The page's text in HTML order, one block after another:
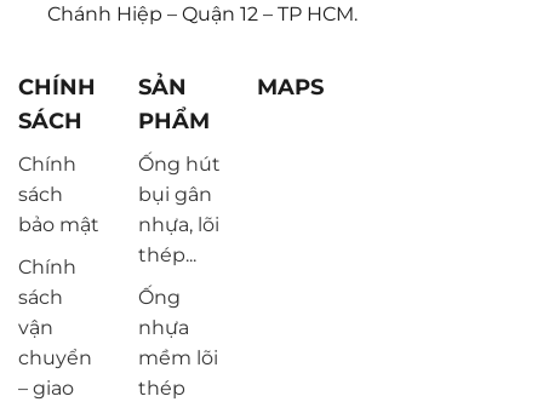
Chánh Hiệp – Quận 12 – TP HCM.
CHÍNH
SÁCH
Chính
sách
bảo mật
Chính
sách
vận
chuyển
– giao
SẢN
PHẨM
Ống hút
bụi gân
nhựa, lõi
thép...
Ống
nhựa
mềm lõi
thép
MAPS